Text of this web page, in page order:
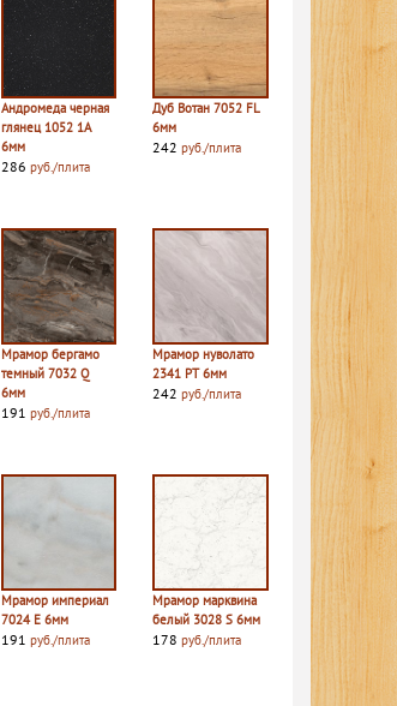
Андромеда черная
глянец 1052 1A
6мм
286 руб./плита
Дуб Вотан 7052 FL
6мм
242руб./плита
Мрамор бергамо
темный 7032 Q
6мм
191 руб./плита
Мрамор нуволато
2341 PT 6мм
242руб./плита
Мрамор империал
7024 E 6мм
191 руб./плита
Мрамор марквина
белый 3028 S 6мм
178руб./плита